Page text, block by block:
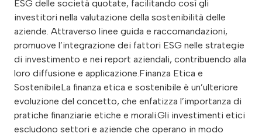
ESG delle società quotate, facilitando così gli
investitori nella valutazione della sostenibilità delle
aziende. Attraverso linee guida e raccomandazioni,
promuove l’integrazione dei fattori ESG nelle strategie
di investimento e nei report aziendali, contribuendo alla
loro diffusione e applicazione.Finanza Etica e
SostenibileLa finanza etica e sostenibile è un’ulteriore
evoluzione del concetto, che enfatizza l’importanza di
pratiche finanziarie etiche e morali.Gli investimenti etici
escludono settori e aziende che operano in modo